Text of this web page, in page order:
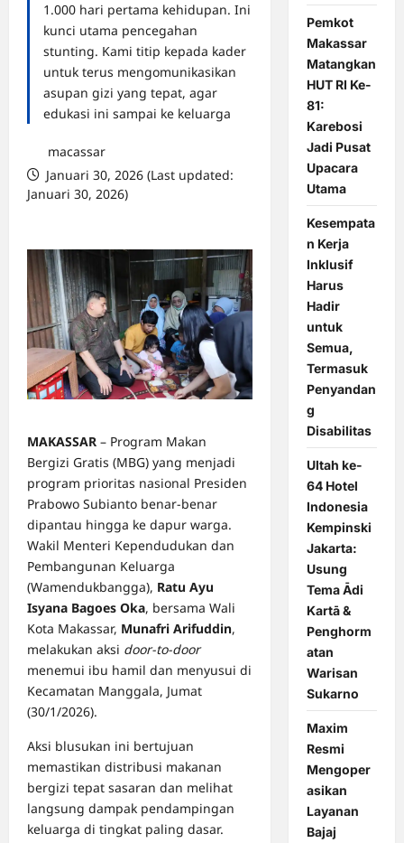
1.000 hari pertama kehidupan. Ini
kunci utama pencegahan
stunting. Kami titip kepada kader
untuk terus mengomunikasikan
asupan gizi yang tepat, agar
edukasi ini sampai ke keluarga
macassar
Januari 30, 2026 (Last updated:
Januari 30, 2026)
MAKASSAR – Program Makan
Bergizi Gratis (MBG) yang menjadi
program prioritas nasional Presiden
Prabowo Subianto benar-benar
dipantau hingga ke dapur warga.
Wakil Menteri Kependudukan dan
Pembangunan Keluarga
(Wamendukbangga), Ratu Ayu
Isyana Bagoes Oka, bersama Wali
Kota Makassar, Munafri Arifuddin,
melakukan aksi door-to-door
menemui ibu hamil dan menyusui di
Kecamatan Manggala, Jumat
(30/1/2026).
Aksi blusukan ini bertujuan
memastikan distribusi makanan
bergizi tepat sasaran dan melihat
langsung dampak pendampingan
keluarga di tingkat paling dasar.
Pemkot
Makassar
Matangkan
HUT RI Ke-
81:
Karebosi
Jadi Pusat
Upacara
Utama
Kesempata
n Kerja
Inklusif
Harus
Hadir
untuk
Semua,
Termasuk
Penyandan
g
Disabilitas
Ultah ke-
64 Hotel
Indonesia
Kempinski
Jakarta:
Usung
Tema Ādi
Kartā &
Penghorm
atan
Warisan
Sukarno
Maxim
Resmi
Mengoper
asikan
Layanan
Bajaj